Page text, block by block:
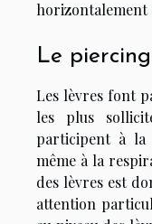
horizontalement
Le
Les lèvres font
les plus
participent à
même à la
des lèvres est
attention